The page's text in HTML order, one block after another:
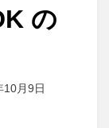
の
10月9日